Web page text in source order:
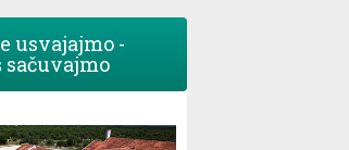
usvajajmo -
sačuvajmo